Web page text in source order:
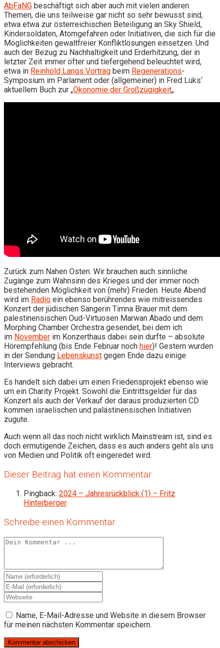
AbFaNG beschäftigt sich aber auch mit vielen anderen
Themen, die uns teilweise gar nicht so sehr bewusst sind,
etwa etwa zur österreichischen Beteiligung an Sky Shield,
Kindersoldaten, Atomgefahren oder Initiativen, die sich für die
Möglichkeiten gewaltfreier Konfliktlösungen einsetzen. Und
auch der Bezug zu Nachhaltigkeit und Erderhitzung, der in
letzter Zeit immer öfter und tiefergehend beleuchtet wird,
etwa in Reinhold Langs Vortrag beim Regenerations-
Symposium im Parlament oder (allgemeiner) in Fred Luks‘
aktuellem Buch zur „Ökonomie der Großzügigkeit„.
Zurück zum Nahen Osten. Wir brauchen auch sinnliche
Zugänge zum Wahnsinn des Krieges und der immer noch
bestehenden Möglichkeit von (mehr) Frieden. Heute Abend
wird im Radio ein ebenso berührendes wie mitreissendes
Konzert der jüdischen Sängerin Timna Brauer mit dem
palestinensischen Oud-Virtuosen Marwan Abado und dem
Morphing Chamber Orchestra gesendet, bei dem ich
im November im Konzerthaus dabei sein durfte – absolute
Hörempfehlung (bis Ende Februar noch hier)! Gestern wurden
in der Sendung Lebenskunst gegen Ende dazu einige
Interviews gebracht.
Es handelt sich dabei um einen Friedensprojekt ebenso wie
um ein Charity Projekt. Sowohl die Eintrittsgelder für das
Konzert als auch der Verkauf der daraus produzierten CD
kommen israelischen und palästinensischen Initiativen
zugute.
Auch wenn all das noch nicht wirklich Mainstream ist, sind es
doch ermutigende Zeichen, dass es auch anders geht als uns
von Medien und Politik oft eingeredet wird.
Dieser Beitrag hat einen Kommentar
Pingback: 2024 – Jahresrückblick (1) – Fritz
Hinterberger
Schreibe einen Kommentar
Kommentieren
Gib
deinen
Namen
oder
Benutzernamen
zum
ein
Gib
deine
E-
Mail-
Adresse
Kommentieren
Gib
deine
Website-
URL
(optional)
Name, E-Mail-Adresse und Website in diesem Browser
für meinen nächsten Kommentar speichern.